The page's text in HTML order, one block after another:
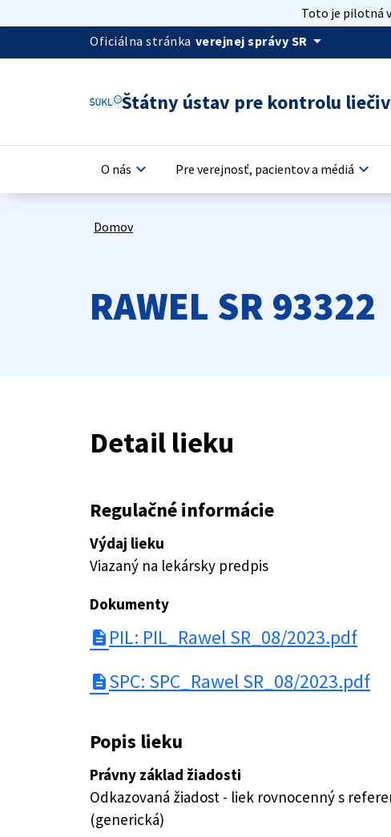
Toto je pilotná
Oficiálna stránka verejnej správy SR arrow_drop_down
Štátny ústav pre kontrolu liečiv
O nás keyboard_arrow_down Pre verejnosť, pacientov a médiá keyboard_arrow_down
Domov
RAWEL SR 93322
Detail lieku
Regulačné informácie
Výdaj lieku
Viazaný na lekársky predpis
Dokumenty
description PIL: PIL_Rawel SR_08/2023.pdf
description SPC: SPC_Rawel SR_08/2023.pdf
Popis lieku
Právny základ žiadosti
Odkazovaná žiadost - liek rovnocenný s
(generická)